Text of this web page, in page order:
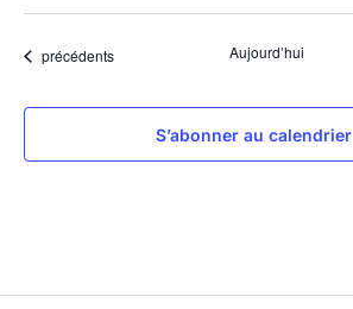
une
Évènements
précédents Aujourd’hui
S’abonner au calendrier